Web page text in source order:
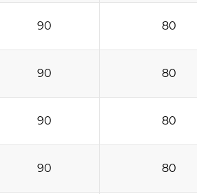
90 80
90 80
90 80
90 80